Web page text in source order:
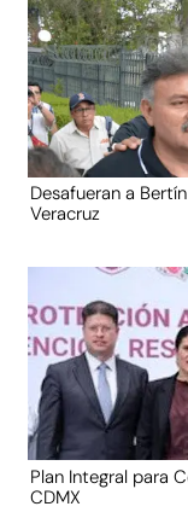
Desafueran a
Veracruz
Plan Integral para
CDMX